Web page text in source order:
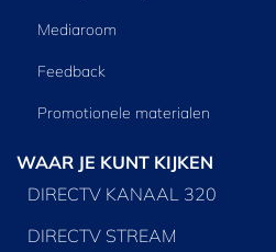
Mediaroom
Feedback
Promotionele materialen
WAAR JE KUNT KIJKEN
DIRECTV KANAAL 320
DIRECTV STREAM